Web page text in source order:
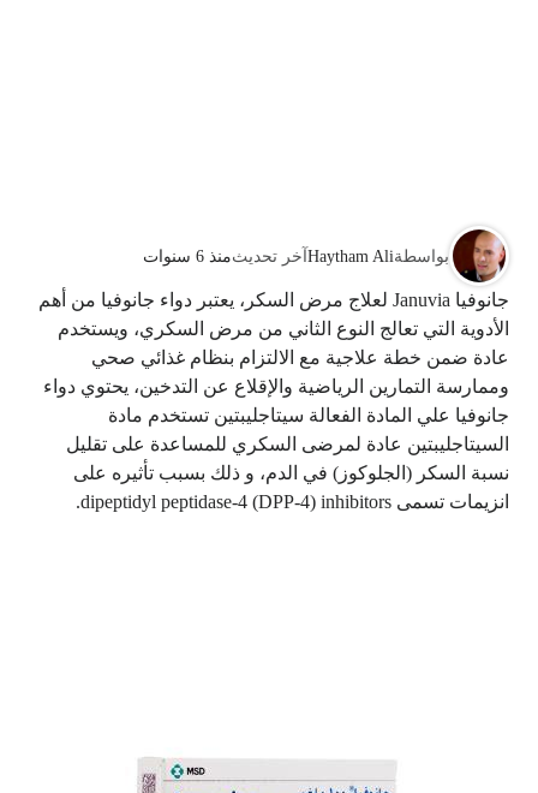
بواسطةHaytham Aliآخر تحديثمنذ 6 سنوات
جانوفيا Januvia لعلاج مرض السكر، يعتبر دواء جانوفيا من أهم
الأدوية التي تعالج النوع الثاني من مرض السكري، ويستخدم
عادة ضمن خطة علاجية مع الالتزام بنظام غذائي صحي
وممارسة التمارين الرياضية والإقلاع عن التدخين، يحتوي دواء
جانوفيا علي المادة الفعالة سيتاجليبتين تستخدم مادة
السيتاجليبتين عادة لمرضى السكري للمساعدة على تقليل
نسبة السكر (الجلوكوز) في الدم، و ذلك بسبب تأثيره على
انزيمات تسمى dipeptidyl peptidase-4 (DPP-4) inhibitors.